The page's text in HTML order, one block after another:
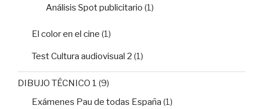
Análisis Spot publicitario (1)
El color en el cine (1)
Test Cultura audiovisual 2 (1)
DIBUJO TÉCNICO 1 (9)
Exámenes Pau de todas España (1)